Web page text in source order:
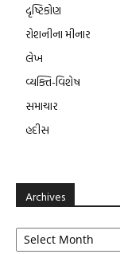
દૃષ્ટિકોણ
રોશનીના મીનાર
લેખ
વ્યક્તિ-વિશેષ
સમાચાર
હદીસ
Archives
Archives